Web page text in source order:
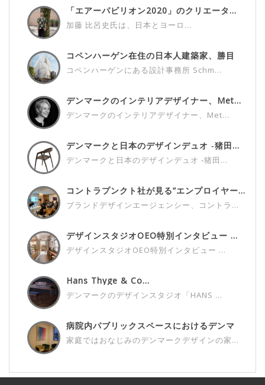
「エアーパビリオン2020」のクリエータ...
加藤 比呂史氏は、日本とヨーロ...
コペンハーゲン在住の日本人建築家、勝目
コペンハーゲンにある設計事務所 Schm...
デンマークのインテリアデザイナー、Met...
デンマークのインテリアデザイナー、Met...
デンマークと日本のデザインデュオ ‐猪田...
デンマークと日本のデザインデュオ ‐猪田...
コントラプンクト社が見る“エンプロイヤー...
ブランドデザインエージェンシー、コントラ...
デザインスタジオOEO特別インタビュー ...
デザインスタジオOEO特別インタビュー ...
Hans Thyge & Co...
デンマークのデザインスタジオ「HANS ...
病院内パブリックスペースにおけるデンマ
ー...
家庭ではおなじみのデンマークデザインの家...